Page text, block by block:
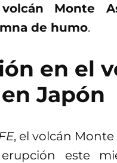
Monte
de humo.
en el
Japón
, el volcán
este